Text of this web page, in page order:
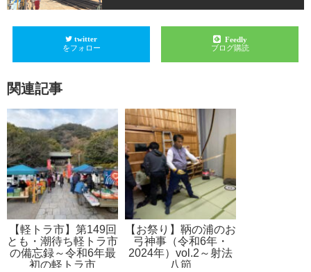
twitter
をフォロー
Feedly
ブログ購読
関連記事
【軽トラ市】第149回
とも・潮待ち軽トラ市
の備忘録～令和6年最
初の軽トラ市
【お祭り】鞆の浦のお
弓神事（令和6年・
2024年）vol.2～射法
八節